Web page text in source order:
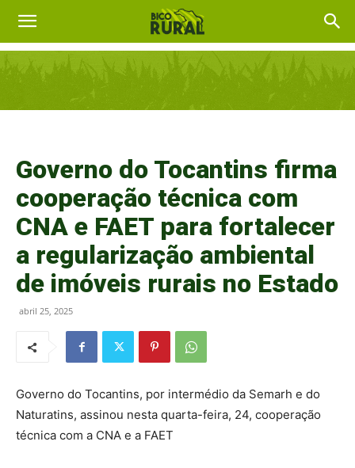
Governo do Tocantins firma
cooperação técnica com
CNA e FAET para fortalecer
a regularização ambiental
de imóveis rurais no Estado
abril 25, 2025
Governo do Tocantins, por intermédio da Semarh e do
Naturatins, assinou nesta quarta-feira, 24, cooperação
técnica com a CNA e a FAET